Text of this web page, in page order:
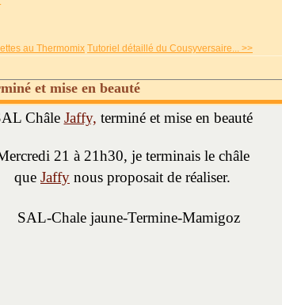
au Thermomix Tutoriel détaillé du Cousyversaire... >>
et mise en beauté
Châle Jaffy, terminé et mise en beauté
21 à 21h30, je terminais le châle
que Jaffy nous proposait de réaliser.